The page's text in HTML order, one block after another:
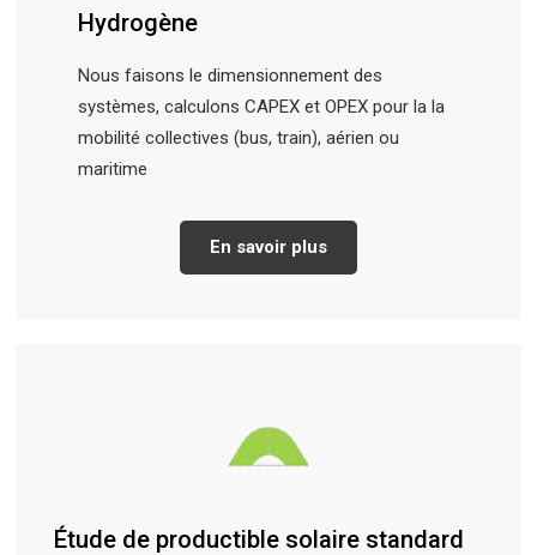
Hydrogène
Nous faisons le dimensionnement des
systèmes, calculons CAPEX et OPEX pour la la
mobilité collectives (bus, train), aérien ou
maritime
En savoir plus
Étude de productible solaire standard